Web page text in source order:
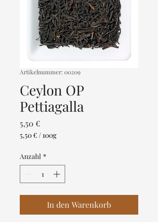
Artikelnummer: 00209
Ceylon OP
Pettiagalla
5,50 €Preis
5,50 €/100g
pro
100
Gramm
Anzahl *
In den Warenkorb